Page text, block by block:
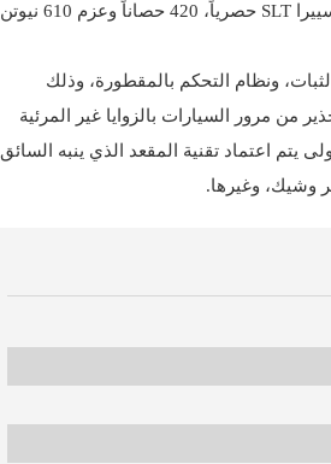
متر. ويولد المحرك الأكبر فئة V8 بسعة 6.2 ليترات والمتوافر بعروض دينالي وسييرا SLT حصرياً، 420 حصاناً وعزم 610 نيوتن
ونظام التحكم بالمقطورة، وذلك
مرور السيارات بالزوايا غير المرئية
يتم اعتماد تقنية المقعد الذي ينبه السائق
وشيك، وغيرها.